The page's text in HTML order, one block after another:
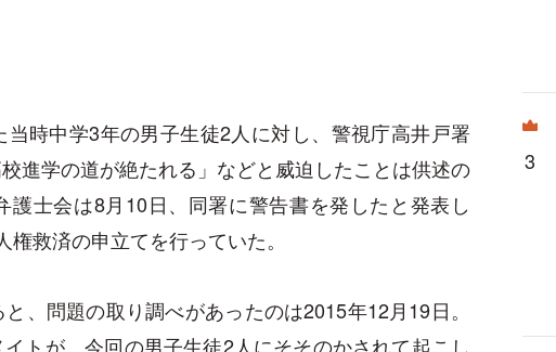
時中学3年の男子生徒2人に対し、警視庁高井戸署
進学の道が絶たれる」などと威迫したことは供述の
護士会は8月10日、同署に警告書を発したと発表し
救済の申立てを行っていた。
、問題の取り調べがあったのは2015年12月19日。
トが、今回の男子生徒2人にそそのかされて起こし